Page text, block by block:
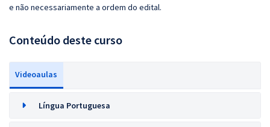
e não necessariamente a ordem do edital.
Conteúdo deste curso
Videoaulas
Língua Portuguesa